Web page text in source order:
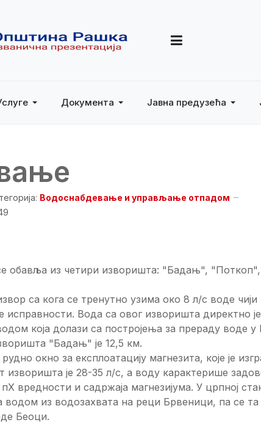
Документа Јавна предузећа
Водоснабдевање и управљање отпадом
обавља из четири изворишта: "Бадањ",
са кога се тренутно узима око 8 л/с воде чији
исправности. Вода са овог изворишта директно
која долази са постројења за прераду воде
"Бадањ" је 12,5 км.
окно за експлоатацију магнезита, које је
је 28-35 л/с, а воду карактерише
вредности и садржаја магнезијума. У црпној
из водозахвата на реци Брвеници, па се
Беоци.